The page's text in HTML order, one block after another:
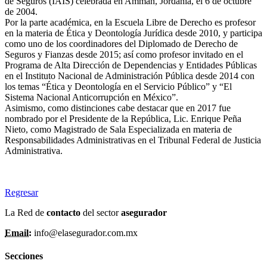
de 2004.
Por la parte académica, en la Escuela Libre de Derecho es profesor
en la materia de Ética y Deontología Jurídica desde 2010, y participa
como uno de los coordinadores del Diplomado de Derecho de
Seguros y Fianzas desde 2015; así como profesor invitado en el
Programa de Alta Dirección de Dependencias y Entidades Públicas
en el Instituto Nacional de Administración Pública desde 2014 con
los temas “Ética y Deontología en el Servicio Público” y “El
Sistema Nacional Anticorrupción en México”.
Asimismo, como distinciones cabe destacar que en 2017 fue
nombrado por el Presidente de la República, Lic. Enrique Peña
Nieto, como Magistrado de Sala Especializada en materia de
Responsabilidades Administrativas en el Tribunal Federal de Justicia
Administrativa.
Regresar
La Red de contacto del sectorasegurador
Email: info@elasegurador.com.mx
Secciones